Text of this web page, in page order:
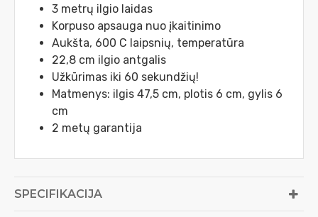
3 metrų ilgio laidas
Korpuso apsauga nuo įkaitinimo
Aukšta, 600 C laipsnių, temperatūra
22,8 cm ilgio antgalis
Užkūrimas iki 60 sekundžių!
Matmenys: ilgis 47,5 cm, plotis 6 cm, gylis 6
cm
2 metų garantija
SPECIFIKACIJA